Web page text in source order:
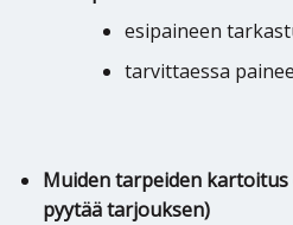
esipaineen
tarvittaessa
Muiden tarpeiden
pyytää tarjouksen)